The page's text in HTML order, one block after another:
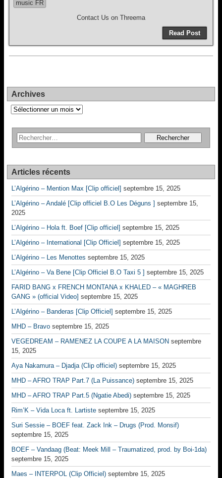
music FR
Contact Us on Threema
Read Post
Archives
Archives
Articles récents
L’Algérino – Mention Max [Clip officiel] septembre 15, 2025
L’Algérino – Andalé [Clip officiel B.O Les Déguns ] septembre 15,
2025
L’Algérino – Hola ft. Boef [Clip officiel] septembre 15, 2025
L’Algérino – International [Clip Officiel] septembre 15, 2025
L’Algérino – Les Menottes septembre 15, 2025
L’Algérino – Va Bene [Clip Officiel B.O Taxi 5 ] septembre 15, 2025
FARID BANG x FRENCH MONTANA x KHALED – « MAGHREB
GANG » (official Video] septembre 15, 2025
L’Algérino – Banderas [Clip Officiel] septembre 15, 2025
MHD – Bravo septembre 15, 2025
VEGEDREAM – RAMENEZ LA COUPE A LA MAISON septembre
15, 2025
Aya Nakamura – Djadja (Clip officiel) septembre 15, 2025
MHD – AFRO TRAP Part.7 (La Puissance) septembre 15, 2025
MHD – AFRO TRAP Part.5 (Ngatie Abedi) septembre 15, 2025
Rim’K – Vida Loca ft. Lartiste septembre 15, 2025
Suri Sessie – BOEF feat. Zack Ink – Drugs (Prod. Monsif)
septembre 15, 2025
BOEF – Vandaag (Beat: Meek Mill – Traumatized, prod. by Boi-1da)
septembre 15, 2025
Maes – INTERPOL (Clip Officiel) septembre 15, 2025